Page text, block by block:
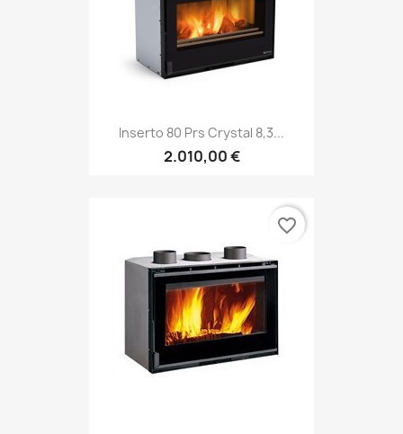
Inserto 80 Prs Crystal 8,3...
2.010,00 €
favorite_border